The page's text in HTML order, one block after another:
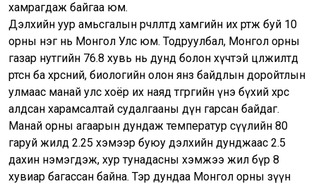
хамрагдаж байгаа юм.
Дэлхийн уур амьсгалын өөрчлөлтөд хамгийн их өртөж буй 10
орны нэг нь Монгол Улс юм. Тодруулбал, Монгол орны
газар нутгийн 76.8 хувь нь дунд болон хүчтэй цөлжилтөд
өртсөн ба хөрсний, биологийн олон янз байдлын доройтлын
улмаас манай улс хоёр их наяд төгрөгийн үнэ бүхий хөрсөө
алдсан харамсалтай судалгааны дүн гарсан байдаг.
Манай орны агаарын дундаж температур сүүлийн 80
гаруй жилд 2.25 хэмээр буюу дэлхийн дунджаас 2.5
дахин нэмэгдэж, хур тунадасны хэмжээ жил бүр 8
хувиар багассан байна. Тэр дундаа Монгол орны зүүн